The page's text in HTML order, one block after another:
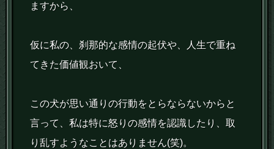
ますから、
仮に私の、刹那的な感情の起伏や、人生で重ね
てきた価値観おいて、
この犬が思い通りの行動をとらならないからと
言って、私は特に怒りの感情を認識したり、取
り乱すようなことはありません(笑)。